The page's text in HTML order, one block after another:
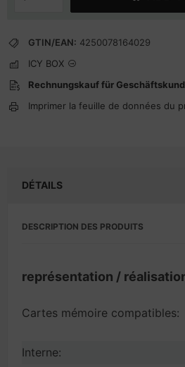
GTIN/EAN: 4250078164029
ICY BOX
Rechnungskauf für
Imprimer la feuille de données du
DÉTAILS
DESCRIPTION DES PRODUITS
représentation /
Cartes mémoire compatibles:
Interne: